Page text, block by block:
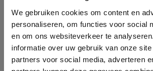
We gebruiken cookies om content en
personaliseren, om functies voor social
en om ons websiteverkeer te
informatie over uw gebruik van onze
partners voor social media, adverteren
longer working. Please contact the
administrator.
Deze website gebruikt cookies
gebruikerservaring te
gebruik te maken van onze website
toestemming voor alle
overeenstemming met ons
verder